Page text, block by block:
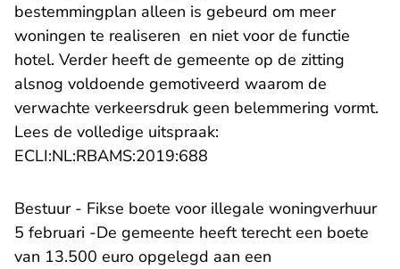
bestemmingplan alleen is gebeurd om meer
woningen te realiseren en niet voor de functie
hotel. Verder heeft de gemeente op de zitting
alsnog voldoende gemotiveerd waarom de
verwachte verkeersdruk geen belemmering vormt.
Lees de volledige uitspraak:
ECLI:NL:RBAMS:2019:688
Bestuur - Fikse boete voor illegale woningverhuur
5 februari -De gemeente heeft terecht een boete
van 13.500 euro opgelegd aan een